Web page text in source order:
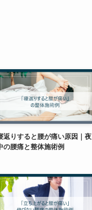
返りすると腰が痛い原因｜夜
の腰痛と整体施術例